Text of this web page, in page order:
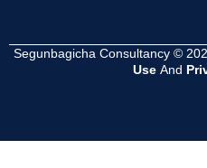
Segunbagicha Consultancy ©
Use And